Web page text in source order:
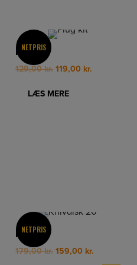
NETPRIS
Plug kit
129,00kr. Original
was:
119,00 kr.
LÆS MERE
NETPRIS
Knivdisk
179,00kr. Original
159,00 kr.
price